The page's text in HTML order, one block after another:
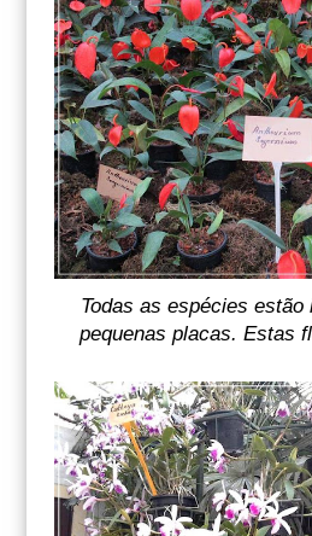
Todas as espécies
pequenas placas. Estas